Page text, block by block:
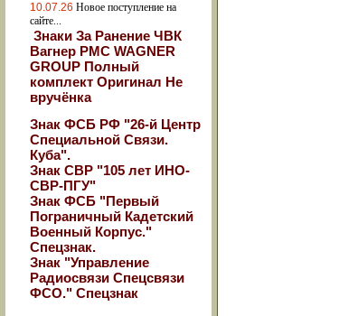
10.07.26 Новое поступление на
сайте...
Знаки За Ранение ЧВК
Вагнер РМС WAGNER
GROUP Полный
комплект Оригинал Не
вручёнка
Знак ФСБ РФ "26-й Центр
Специальной Связи.
Куба".
Знак СВР "105 лет ИНО-
СВР-ПГУ"
Знак ФСБ "Первый
Пограничный Кадетский
Военный Корпус."
Спецзнак.
Знак "Управление
Радиосвязи Спецсвязи
ФСО." Спецзнак